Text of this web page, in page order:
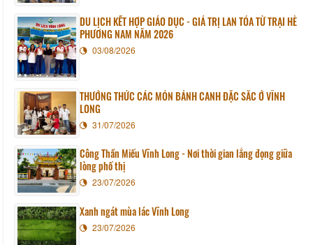
DU LỊCH KẾT HỢP GIÁO DỤC - GIÁ TRỊ LAN TỎA TỪ TRẠI HÈ
PHƯƠNG NAM NĂM 2026
03/08/2026
THƯỞNG THỨC CÁC MÓN BÁNH CANH ĐẶC SẮC Ở VĨNH
LONG
31/07/2026
Công Thần Miếu Vĩnh Long - Nơi thời gian lắng đọng giữa
lòng phố thị
23/07/2026
Xanh ngát mùa lác Vĩnh Long
23/07/2026